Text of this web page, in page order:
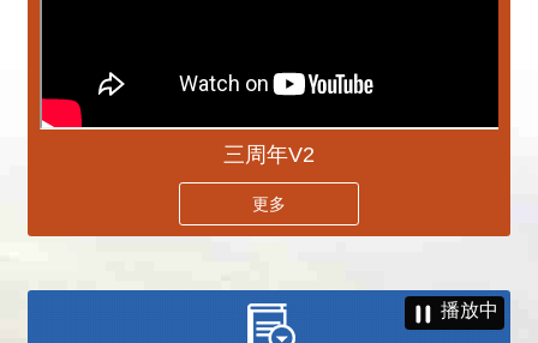
三周年V2
更多
播放中